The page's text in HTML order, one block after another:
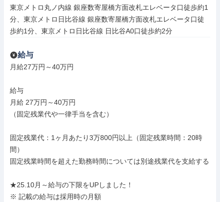
東京メトロ丸ノ内線 銀座数寄屋橋方面改札エレベータ口徒歩約1
分、東京メトロ日比谷線 銀座数寄屋橋方面改札エレベータ口徒
歩約1分、東京メトロ日比谷線 日比谷A0口徒歩約2分
給与
月給27万円～40万円
給与
月給 27万円～40万円
（固定残業代や一律手当を含む）
固定残業代：1ヶ月あたり3万800円以上（固定残業時間：20時
間）
固定残業時間を超えた勤務時間については別途残業代を支給する
★25.10月～給与の下限をUPしました！
※ 記載の給与は採用時の月額